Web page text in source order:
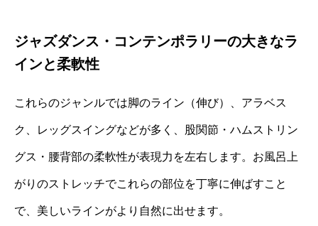
ジャズダンス・コンテンポラリーの大きなラ
インと柔軟性
これらのジャンルでは脚のライン（伸び）、アラベス
ク、レッグスイングなどが多く、股関節・ハムストリン
グス・腰背部の柔軟性が表現力を左右します。お風呂上
がりのストレッチでこれらの部位を丁寧に伸ばすこと
で、美しいラインがより自然に出せます。